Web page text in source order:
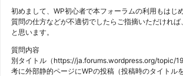
初めまして、WP初心者で本フォーラムの利用もはじ
質問の仕方などが不適切でしたらご指摘いただけれ
と思います。
質問内容
別タイトル（https://ja.forums.wordpress.org/topic/
考に外部静的ページにWPの投稿（投稿時のタイトル